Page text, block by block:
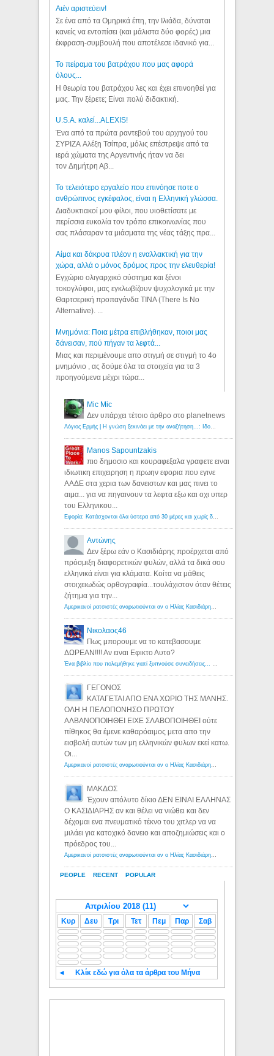
Aιέν αριστεύειν!
Σε ένα από τα Ομηρικά έπη, την Ιλιάδα, δύναται
κανείς να εντοπίσει (και μάλιστα δύο φορές) μια
έκφραση-συμβουλή που αποτέλεσε ιδανικό για...
Το πείραμα του βατράχου που μας αφορά
όλους...
Η θεωρία του βατράχου λες και έχει επινοηθεί για
μας. Την ξέρετε; Είναι πολύ διδακτική.
U.S.A. καλεί...ALEXIS!
Ένα από τα πρώτα ραντεβού του αρχηγού του
ΣΥΡΙΖΑ Αλέξη Τσίπρα, μόλις επέστρεψε από τα
ιερά χώματα της Αργεντινής ήταν να δει
τον Δημήτρη Αβ...
Το τελειότερο εργαλείο που επινόησε ποτε ο
ανθρώπινος εγκέφαλος, είναι η Ελληνική γλώσσα.
Διαδυκτιακοί μου φίλοι, που υιοθετίσατε με
περίσσια ευκολία τον τρόπο επικοινωνίας που
σας πλάσαραν τα μιάσματα της νέας τάξης πρα...
Αίμα και δάκρυα πλέον η εναλλακτική για την
χώρα, αλλά ο μόνος δρόμος προς την ελευθερία!
Εγχώριο ολιγαρχικό σύστημα και ξένοι
τοκογλύφοι, μας εγκλωβίζουν ψυχολογικά με την
Θαρτσερική προπαγάνδα TINA (There Is No
Alternative). ...
Μνημόνια: Ποια μέτρα επιβλήθηκαν, ποιοι μας
δάνεισαν, πού πήγαν τα λεφτά...
Μιας και περιμένουμε απο στιγμή σε στιγμή το 4ο
μνημόνιο , ας δούμε όλα τα στοιχεία για τα 3
προηγούμενα μέχρι τώρα...
PEOPLE RECENT POPULAR
Mic Mic
Δεν υπάρχει τέτοιο άρθρο στο planetnews
Manos Sapountzakis
πιο δημοσιο και κουραφεξαλα γραφετε ειναι
ιδιωτικη επιχειρηση η πρωην εφορια που εγινε
ΑΑΔΕ στα χερια των δανειστων και μας πινει το
αιμα... για να πηγαινουν τα λεφτα εξω και οχι υπερ
του Ελληνικου...
Αντώνης
Δεν ξέρω εάν ο Κασιδιάρης προέρχεται από
πρόσμιξη διαφορετικών φυλών, αλλά τα δικά σου
ελληνικά είναι για κλάματα. Κοίτα να μάθεις
στοιχειωδώς ορθογραφία...τουλάχιστον όταν θέτεις
ζήτημα για την...
Νικολαος46
Πως μπορουμε να το κατεβασουμε
ΔΩΡΕΑΝ!!!! Αν ειναι Εφικτο Αυτο?
ΓΕΓΟΝΟΣ
ΚΑΤΑΓΕΤΑΙ ΑΠΟ ΕΝΑ ΧΩΡΙΟ ΤΗΣ ΜΑΝΗΣ.
ΟΛΗ Η ΠΕΛΟΠΟΝΗΣΟ ΠΡΩΤΟΥ
ΑΛΒΑΝΟΠΟΙΗΘΕΙ ΕΙΧΕ ΣΛΑΒΟΠΟΙΗΘΕΙ ούτε
πίθηκος θα έμενε καθαρόαιμος μετα απο την
εισβολή αυτών των μη ελληνικών φυλων εκεί κατω.
Οι...
ΜΑΚΔΟΣ
Έχουν απόλυτο δίκιο ΔΕΝ ΕΙΝΑΙ ΕΛΛΗΝΑΣ
Ο ΚΑΣΙΔΙΑΡΗΣ αν και θέλει να νιώθει και δεν
δέχομαι ενα πνευματικό τέκνο του χιτλερ να να
μιλάει για κατοχικό δανειο και αποζημιώσεις και ο
πρόεδρος του...
Κυρ Δευ Τρι Τετ Πεμ Παρ Σαβ
◄ Κλίκ εδώ για όλα τα άρθρα του Μήνα